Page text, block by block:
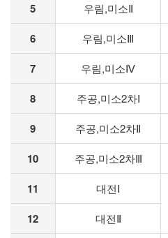
5 우림,미소Ⅱ
6 우림,미소Ⅲ
7 우림,미소Ⅳ
8 주공,미소2차Ⅰ
9 주공,미소2차Ⅱ
10 주공,미소2차Ⅲ
11
대전Ⅰ
12 대전Ⅱ